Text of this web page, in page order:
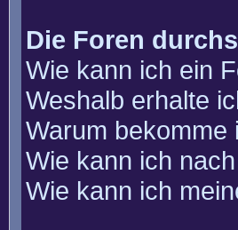
Die Foren
Wie kann ich ein
Weshalb erhalte
Warum bekomme
Wie kann ich
Wie kann ich